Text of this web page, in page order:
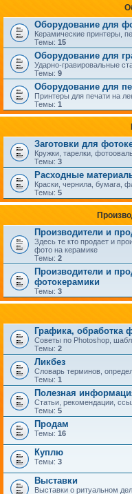
Оборудование для
Керамические принтеры,
Темы: 15
Оборудование для
Ударно-гравировальные
Темы: 9
Оборудование для
Принтеры для печати на
Темы: 1
Заготовки для
Кружки, тарелки,
Темы: 3
Расходные
Краски, чернила, бумага,
Темы: 5
Производители и
Здесь те кто продает и
фото на керамике
Темы: 2
Производители и
фотокерамики
Темы: 3
Графика, обработка
Советы по Photoshop,
Темы: 2
Ликбез
Словарь терминов,
Темы: 1
Полезная
Статьи, рекомендации,
Темы: 5
Продам
Темы: 16
Куплю
Темы: 3
Выставки
Выставки о ритуальном